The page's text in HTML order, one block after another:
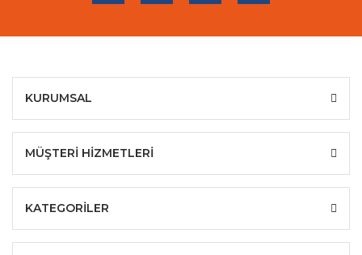
KURUMSAL
MÜŞTERİ HİZMETLERİ
KATEGORİLER